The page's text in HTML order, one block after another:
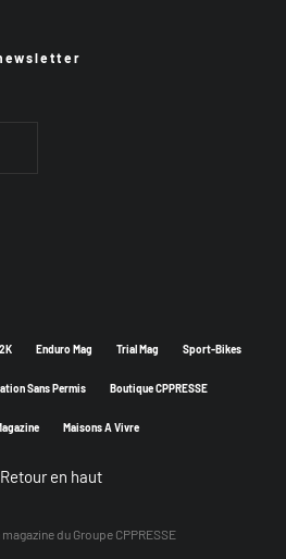
Enduro Mag Trial Mag Sport-Bikes
Sans Permis Boutique CPPRESSE
Maisons A Vivre
Retour en haut
magazine du Groupe CPPRESSE